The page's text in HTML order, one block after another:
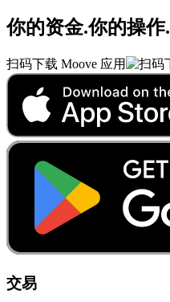
你的资金.你的操作.
扫码下载 Moove 应用
交易